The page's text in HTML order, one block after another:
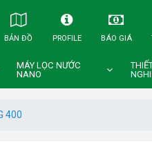
BẢN ĐỒ PROFILE BÁO GIÁ
MÁY LỌC NƯỚC
NANO
400